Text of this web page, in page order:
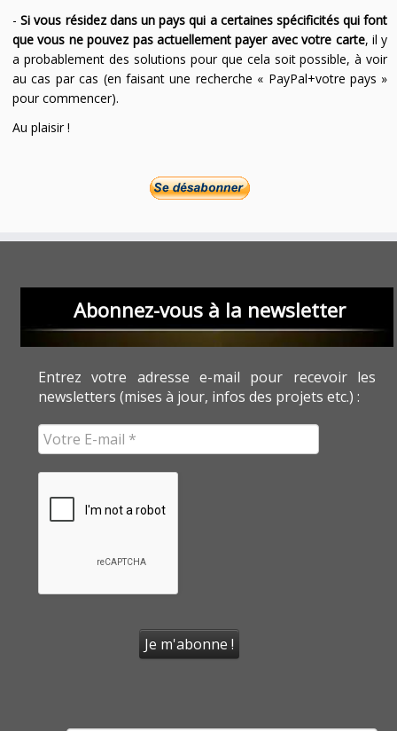
-Si vous résidez dans un pays qui a certaines spécificités qui font
que vous ne pouvez pas actuellement payer avec votre carte, il y
a probablement des solutions pour que cela soit possible, à voir
au cas par cas (en faisant une recherche « PayPal+votre pays »
pour commencer).
Au plaisir !
Abonnez-vous à la newsletter
Entrez votre adresse e-mail pour recevoir les
newsletters (mises à jour, infos des projets etc.) :